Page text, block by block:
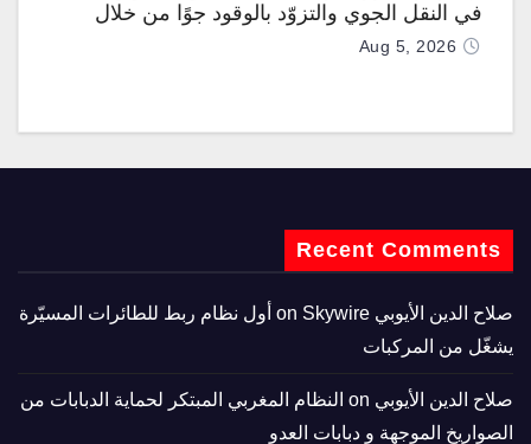
في النقل الجوي والتزوّد بالوقود جوًا من خلال
تزويدها بطائرتي “كيه سي-390 ميلينيوم”
Aug 5, 2026
Recent Comments
صلاح الدين الأيوبي
Skywire أول نظام ربط للطائرات المسيّرة
يشغّل من المركبات
صلاح الدين الأيوبي
النظام المغربي المبتكر لحماية الدبابات من
الصواريخ الموجهة و دبابات العدو